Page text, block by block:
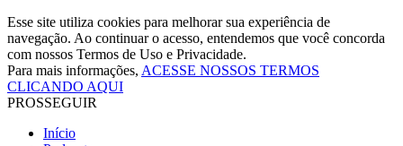
Esse site utiliza cookies para melhorar sua experiência de
navegação. Ao continuar o acesso, entendemos que você concorda
com nossos Termos de Uso e Privacidade.
Para mais informações, ACESSE NOSSOS TERMOS
CLICANDO AQUI
PROSSEGUIR
Início